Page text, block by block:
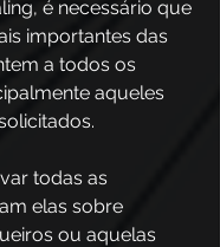
é necessário que
importantes das
a todos os
aqueles
todas as
elas sobre
ou aquelas